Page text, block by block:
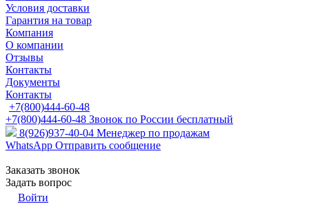
Условия доставки
Гарантия на товар
Компания
О компании
Отзывы
Контакты
Документы
Контакты
+7(800)444-60-48
+7(800)444-60-48 Звонок по России бесплатный
8(926)937-40-04 Менеджер по продажам
WhatsApp Отправить сообщение
Заказать звонок
Задать вопрос
Войти